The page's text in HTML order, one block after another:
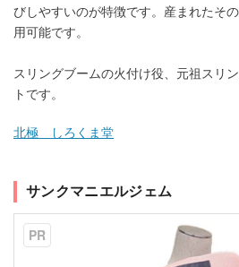
びしやすいのが特徴です。産まれたそ
用可能です。
スリングブームの火付け役、元祖スリ
トです。
北極 しろくま堂
サンクマニエルジェム
PR